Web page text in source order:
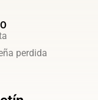
perdida